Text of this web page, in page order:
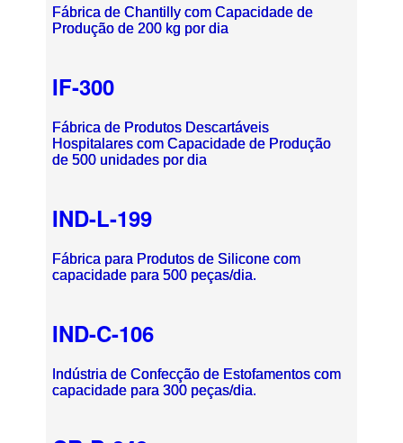
Fábrica de Chantilly com Capacidade de
Produção de 200 kg por dia
IF-300
Fábrica de Produtos Descartáveis
Hospitalares com Capacidade de Produção
de 500 unidades por dia
IND-L-199
Fábrica para Produtos de Silicone com
capacidade para 500 peças/dia.
IND-C-106
Indústria de Confecção de Estofamentos com
capacidade para 300 peças/dia.